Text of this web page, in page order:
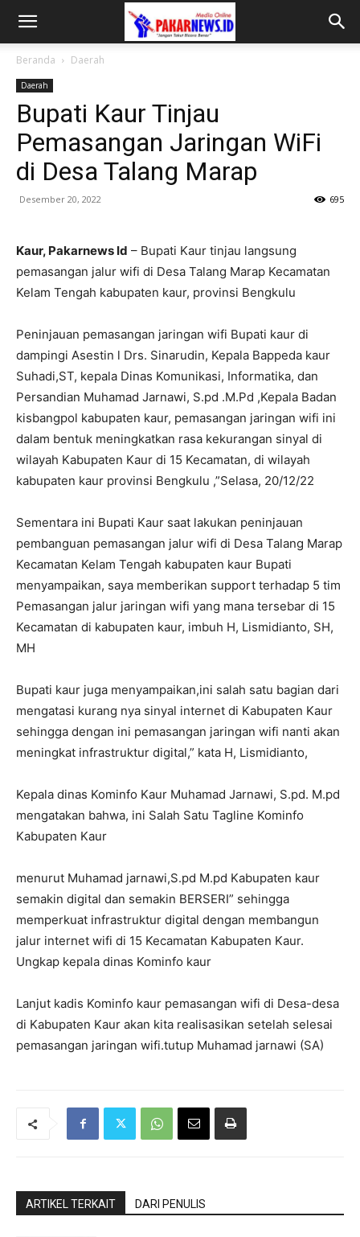
Beranda Daerah
Daerah
Bupati Kaur Tinjau
Pemasangan Jaringan WiFi
di Desa Talang Marap
Desember 20, 2022 695
Kaur, Pakarnews Id – Bupati Kaur tinjau langsung
pemasangan jalur wifi di Desa Talang Marap Kecamatan
Kelam Tengah kabupaten kaur, provinsi Bengkulu
Peninjauan pemasangan jaringan wifi Bupati kaur di
dampingi Asestin l Drs. Sinarudin, Kepala Bappeda kaur
Suhadi,ST, kepala Dinas Komunikasi, Informatika, dan
Persandian Muhamad Jarnawi, S.pd .M.Pd ,Kepala Badan
kisbangpol kabupaten kaur, pemasangan jaringan wifi ini
dalam bentuk meningkatkan rasa kekurangan sinyal di
wilayah Kabupaten Kaur di 15 Kecamatan, di wilayah
kabupaten kaur provinsi Bengkulu ,”Selasa, 20/12/22
Sementara ini Bupati Kaur saat lakukan peninjauan
pembanguan pemasangan jalur wifi di Desa Talang Marap
Kecamatan Kelam Tengah kabupaten kaur Bupati
menyampaikan, saya memberikan support terhadap 5 tim
Pemasangan jalur jaringan wifi yang mana tersebar di 15
Kecamatan di kabupaten kaur, imbuh H, Lismidianto, SH,
MH
Bupati kaur juga menyampaikan,ini salah satu bagian dari
mengatasi kurang nya sinyal internet di Kabupaten Kaur
sehingga dengan ini pemasangan jaringan wifi nanti akan
meningkat infrastruktur digital,” kata H, Lismidianto,
Kepala dinas Kominfo Kaur Muhamad Jarnawi, S.pd. M.pd
mengatakan bahwa, ini Salah Satu Tagline Kominfo
Kabupaten Kaur
menurut Muhamad jarnawi,S.pd M.pd Kabupaten kaur
semakin digital dan semakin BERSERI” sehingga
memperkuat infrastruktur digital dengan membangun
jalur internet wifi di 15 Kecamatan Kabupaten Kaur.
Ungkap kepala dinas Kominfo kaur
Lanjut kadis Kominfo kaur pemasangan wifi di Desa-desa
di Kabupaten Kaur akan kita realisasikan setelah selesai
pemasangan jaringan wifi.tutup Muhamad jarnawi (SA)
ARTIKEL TERKAIT DARI PENULIS